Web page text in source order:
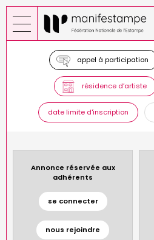
Aller
au
contenu
appel à participation
résidence d’artiste
date limite d'inscription
Annonce réservée aux
adhérents
se connecter
nous rejoindre